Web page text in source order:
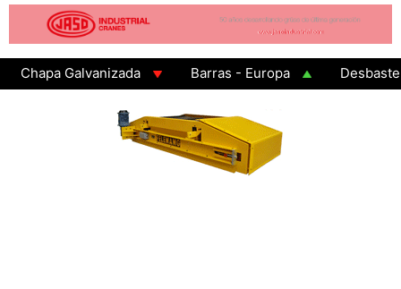
Galvanizada Barras - Europa
Desbaste -